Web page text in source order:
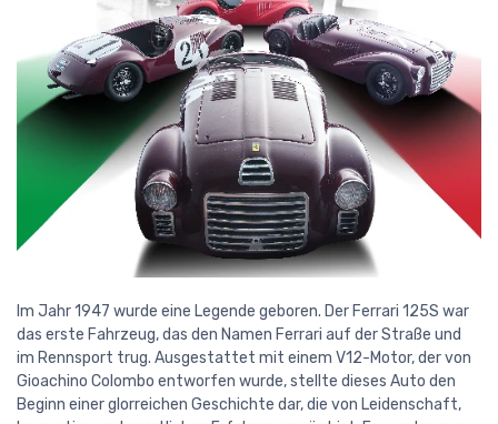
Im Jahr 1947 wurde eine Legende geboren. Der Ferrari 125S war
das erste Fahrzeug, das den Namen Ferrari auf der Straße und
im Rennsport trug. Ausgestattet mit einem V12-Motor, der von
Gioachino Colombo entworfen wurde, stellte dieses Auto den
Beginn einer glorreichen Geschichte dar, die von Leidenschaft,